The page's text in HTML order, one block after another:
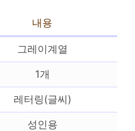
내용
그레이계열
1개
레터링(글씨)
성인용